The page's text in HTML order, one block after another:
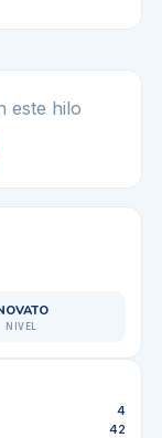
este hilo
NIVEL
4
42